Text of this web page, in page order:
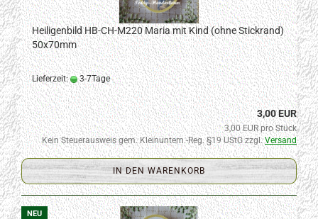
Heiligenbild HB-CH-M220 Maria mit Kind (ohne Stickrand)
50x70mm
Lieferzeit: 3-7Tage
3,00 EUR
3,00 EUR pro Stück
Kein Steuerausweis gem. Kleinuntern.-Reg. §19 UStG zzgl.Versand
IN DEN WARENKORB
NEU